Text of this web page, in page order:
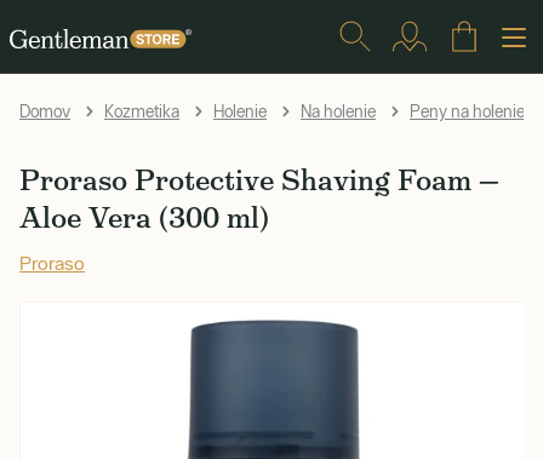
Domov Kozmetika Holenie Na holenie Peny na holenie
Proraso Protective Shaving Foam —
Aloe Vera (300 ml)
Proraso